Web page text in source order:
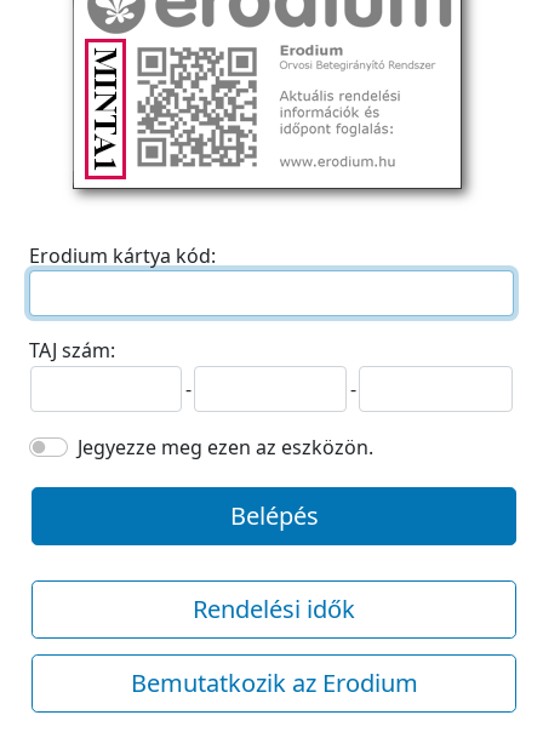
Erodium kártya kód:
TAJ szám:
-
-
Jegyezze meg ezen az eszközön.
Belépés
Rendelési idők
Bemutatkozik az Erodium